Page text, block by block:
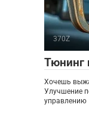
370Z
Тюнинг
Хочешь
Улучшение
управлению